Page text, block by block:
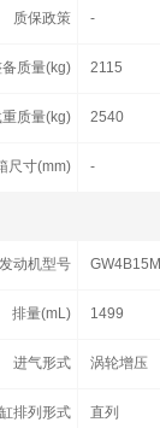
质保政策 -
质量(kg) 2115
质量(kg) 2540
尺寸(mm) -
发动机型号 GW4B15M
排量(mL) 1499
进气形式 涡轮增压
排列形式 直列